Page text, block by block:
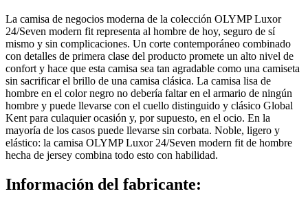
La camisa de negocios moderna de la colección OLYMP Luxor
24/Seven modern fit representa al hombre de hoy, seguro de sí
mismo y sin complicaciones. Un corte contemporáneo combinado
con detalles de primera clase del producto promete un alto nivel de
confort y hace que esta camisa sea tan agradable como una camiseta
sin sacrificar el brillo de una camisa clásica. La camisa lisa de
hombre en el color negro no debería faltar en el armario de ningún
hombre y puede llevarse con el cuello distinguido y clásico Global
Kent para culaquier ocasión y, por supuesto, en el ocio. En la
mayoría de los casos puede llevarse sin corbata. Noble, ligero y
elástico: la camisa OLYMP Luxor 24/Seven modern fit de hombre
hecha de jersey combina todo esto con habilidad.
Información del fabricante: